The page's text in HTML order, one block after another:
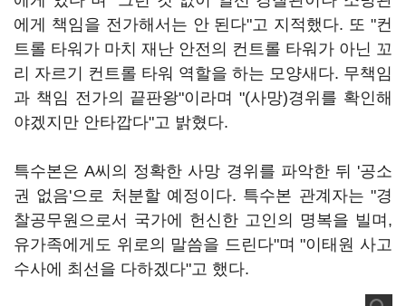
에게 책임을 전가해서는 안 된다"고 지적했다. 또 "컨
트롤 타워가 마치 재난 안전의 컨트롤 타워가 아닌 꼬
리 자르기 컨트롤 타워 역할을 하는 모양새다. 무책임
과 책임 전가의 끝판왕"이라며 "(사망)경위를 확인해
야겠지만 안타깝다"고 밝혔다.
특수본은 A씨의 정확한 사망 경위를 파악한 뒤 '공소
권 없음'으로 처분할 예정이다. 특수본 관계자는 "경
찰공무원으로서 국가에 헌신한 고인의 명복을 빌며,
유가족에게도 위로의 말씀을 드린다"며 "이태원 사고
수사에 최선을 다하겠다"고 했다.